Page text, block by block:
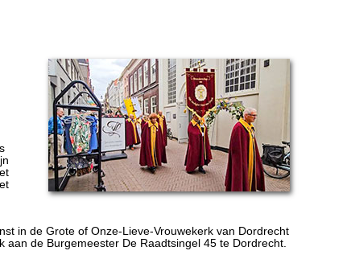
in de Grote of Onze-Lieve-Vrouwekerk van Dordrecht
de Burgemeester De Raadtsingel 45 te Dordrecht.